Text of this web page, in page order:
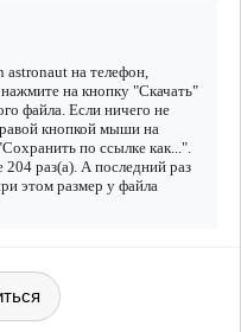
astronaut на телефон,
на кнопку "Скачать"
файла. Если ничего не
кнопкой мыши на
по ссылке как...".
раз(а). А последний раз
этом размер у файла